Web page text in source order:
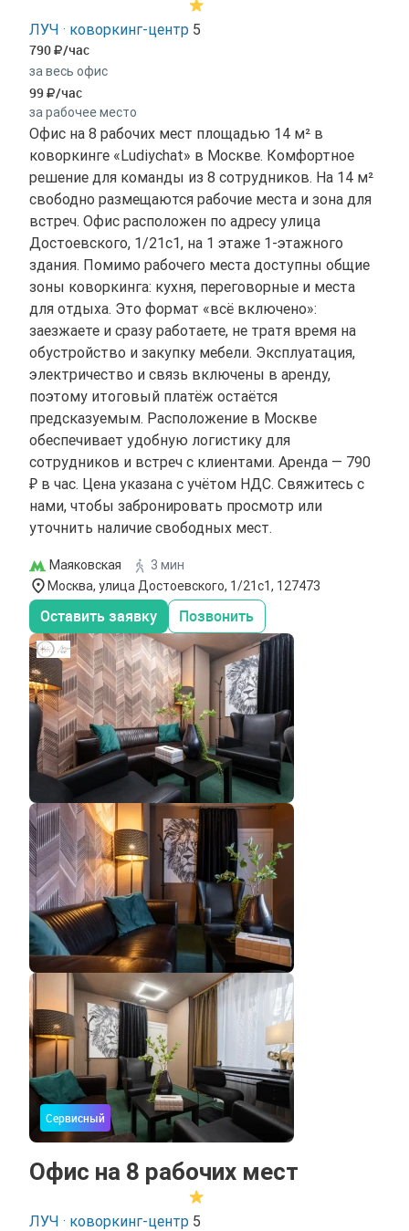
ЛУЧ · коворкинг-центр 5
790 /час
за весь офис
99 /час
за рабочее место
Офис на 8 рабочих мест площадью 14 м² в
коворкинге «Ludiychat» в Москве. Комфортное
решение для команды из 8 сотрудников. На 14 м²
свободно размещаются рабочие места и зона для
встреч. Офис расположен по адресу улица
Достоевского, 1/21с1, на 1 этаже 1-этажного
здания. Помимо рабочего места доступны общие
зоны коворкинга: кухня, переговорные и места
для отдыха. Это формат «всё включено»:
заезжаете и сразу работаете, не тратя время на
обустройство и закупку мебели. Эксплуатация,
электричество и связь включены в аренду,
поэтому итоговый платёж остаётся
предсказуемым. Расположение в Москве
обеспечивает удобную логистику для
сотрудников и встреч с клиентами. Аренда — 790
₽ в час. Цена указана с учётом НДС. Свяжитесь с
нами, чтобы забронировать просмотр или
уточнить наличие свободных мест.
Маяковская
3 мин
Москва, улица Достоевского, 1/21с1, 127473
Оставить заявку Позвонить
Сервисный
Офис на 8 рабочих мест
ЛУЧ · коворкинг-центр 5